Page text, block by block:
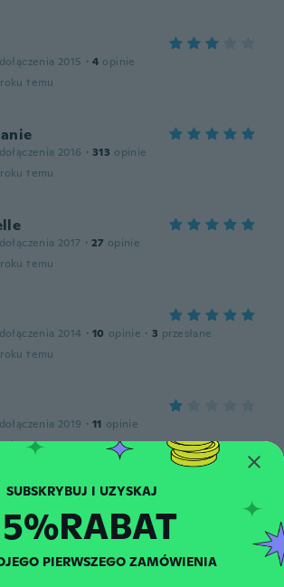
2015 · 4 opinie
temu
2016 · 313 opinie
temu
2017 · 27 opinie
temu
2014 · 10 opinie · 3 przesłane
temu
2019 · 11 opinie
temu
dołączenia 2017 24 opinie · 9 przesłane
roku temu
PIERWSZEGO ZAMÓWIENIA